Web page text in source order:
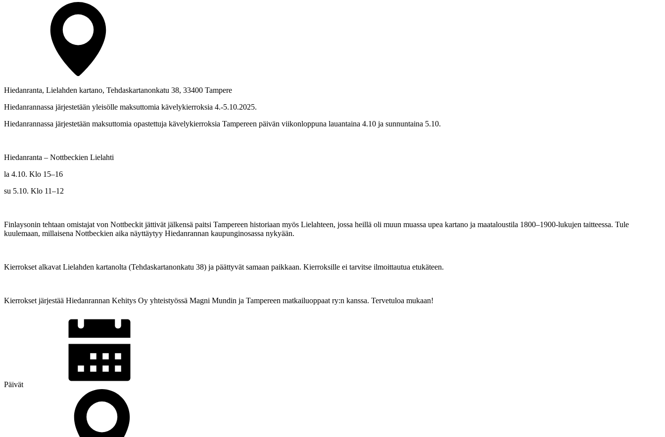
Hiedanranta, Lielahden kartano, Tehdaskartanonkatu 38, 33400 Tampere
Hiedanrannassa järjestetään yleisölle maksuttomia kävelykierroksia 4.-5.10.2025.
Hiedanrannassa järjestetään maksuttomia opastettuja kävelykierroksia Tampereen päivän viikonloppuna lauantaina 4.10 ja sunnuntaina 5.10.
Hiedanranta – Nottbeckien Lielahti
la 4.10. Klo 15–16
su 5.10. Klo 11–12
Finlaysonin tehtaan omistajat von Nottbeckit jättivät jälkensä paitsi Tampereen historiaan myös Lielahteen, jossa heillä oli muun muassa upea kartano ja maataloustila 1800–1900-lukujen taitteessa. Tule
kuulemaan, millaisena Nottbeckien aika näyttäytyy Hiedanrannan kaupunginosassa nykyään.
Kierrokset alkavat Lielahden kartanolta (Tehdaskartanonkatu 38) ja päättyvät samaan paikkaan. Kierroksille ei tarvitse ilmoittautua etukäteen.
Kierrokset järjestää Hiedanrannan Kehitys Oy yhteistyössä Magni Mundin ja Tampereen matkailuoppaat ry:n kanssa. Tervetuloa mukaan!
Päivät